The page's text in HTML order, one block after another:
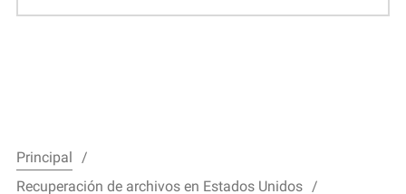
Principal
Recuperación de archivos en Estados Unidos